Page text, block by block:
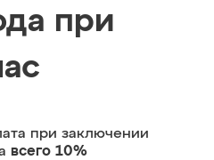
при
при заключении
всего 10%